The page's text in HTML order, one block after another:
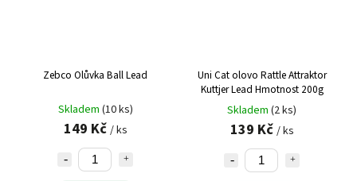
Zebco Olůvka Ball Lead
Skladem (10 ks)
149 Kč / ks
Uni Cat olovo Rattle Attraktor
Kuttjer Lead Hmotnost 200g
Skladem (2 ks)
139 Kč / ks